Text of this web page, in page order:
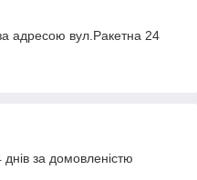
адресою вул.Ракетна 24
за домовленістю